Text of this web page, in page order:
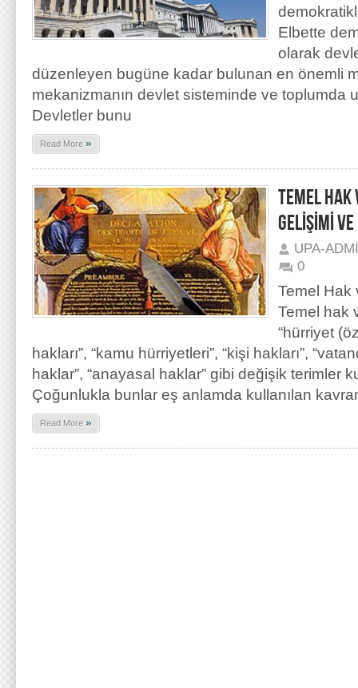
Elbette
olarak
düzenleyen bugüne kadar bulunan en önemli
mekanizmanın devlet sisteminde ve toplumda
Devletler bunu
Read More »
TEMEL HAK
GELİŞİMİ
UPA-
0
Temel Hak
Temel hak
“hürriyet
hakları”, “kamu hürriyetleri”, “kişi hakları”,
haklar”, “anayasal haklar” gibi değişik terimler
Çoğunlukla bunlar eş anlamda kullanılan
Read More »